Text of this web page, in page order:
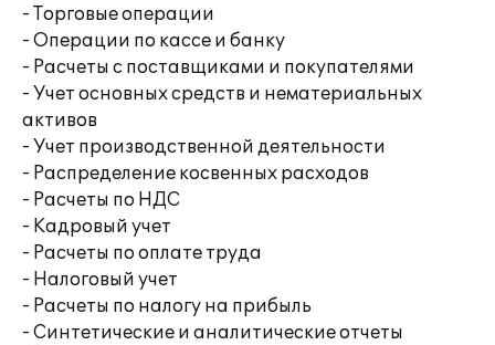
- Торговые операции
- Операции по кассе и банку
- Расчеты с поставщиками и покупателями
- Учет основных средств и нематериальных
активов
- Учет производственной деятельности
- Распределение косвенных расходов
- Расчеты по НДС
- Кадровый учет
- Расчеты по оплате труда
- Налоговый учет
- Расчеты по налогу на прибыль
- Синтетические и аналитические отчеты